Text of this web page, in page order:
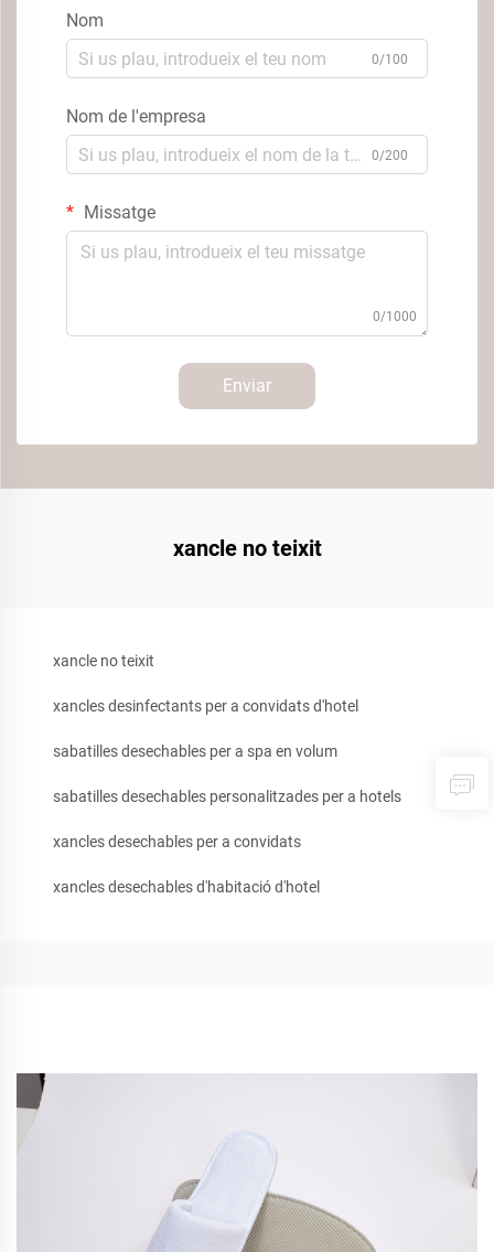
Nom
0/100
Nom de l'empresa
0/200
Missatge
0/1000
Enviar
xancle no teixit
xancle no teixit
xancles desinfectants per a convidats d'hotel
sabatilles desechables per a spa en volum
sabatilles desechables personalitzades per a hotels
xancles desechables per a convidats
xancles desechables d'habitació d'hotel